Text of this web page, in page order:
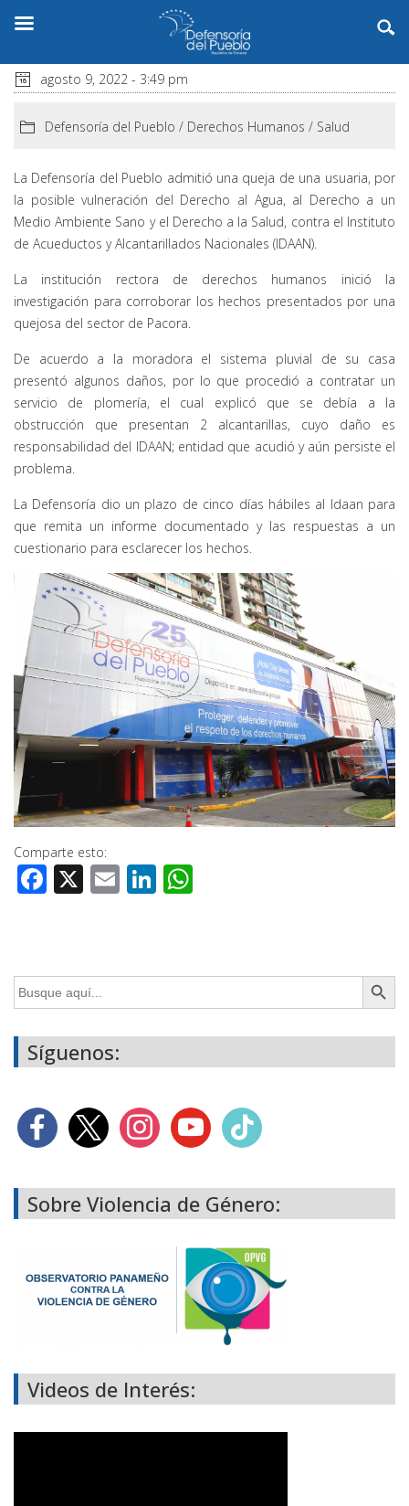
agosto 9, 2022 - 3:49 pm
Defensoría del Pueblo / Derechos Humanos / Salud
La Defensoría del Pueblo admitió una queja de una usuaria, por
la posible vulneración del Derecho al Agua, al Derecho a un
Medio Ambiente Sano y el Derecho a la Salud, contra el Instituto
de Acueductos y Alcantarillados Nacionales (IDAAN).
La institución rectora de derechos humanos inició la
investigación para corroborar los hechos presentados por una
quejosa del sector de Pacora.
De acuerdo a la moradora el sistema pluvial de su casa
presentó algunos daños, por lo que procedió a contratar un
servicio de plomería, el cual explicó que se debía a la
obstrucción que presentan 2 alcantarillas, cuyo daño es
responsabilidad del IDAAN; entidad que acudió y aún persiste el
problema.
La Defensoría dio un plazo de cinco días hábiles al Idaan para
que remita un informe documentado y las respuestas a un
cuestionario para esclarecer los hechos.
Comparte esto:
Facebook
X EmailLinkedIn
Buscar: Botón de
Síguenos:
Sobre Violencia de Género:
Videos de Interés: